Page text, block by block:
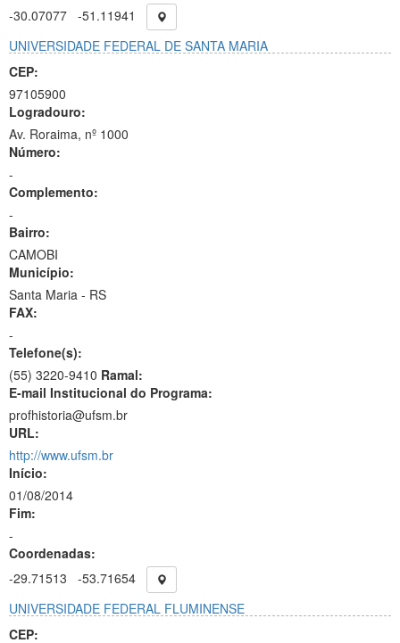
-30.07077 -51.11941
UNIVERSIDADE FEDERAL DE SANTA MARIA
CEP:
97105900
Logradouro:
Av. Roraima, nº 1000
Número:
-
Complemento:
-
Bairro:
CAMOBI
Município:
Santa Maria - RS
FAX:
-
Telefone(s):
(55) 3220-9410 Ramal:
E-mail Institucional do Programa:
profhistoria@ufsm.br
URL:
http://www.ufsm.br
Início:
01/08/2014
Fim:
-
Coordenadas:
-29.71513
-53.71654
UNIVERSIDADE FEDERAL FLUMINENSE
CEP: